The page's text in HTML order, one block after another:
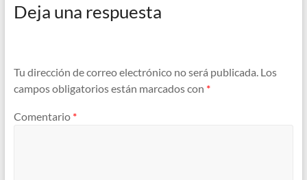
Deja una respuesta
Tu dirección de correo electrónico no será publicada. Los
campos obligatorios están marcados con *
Comentario *